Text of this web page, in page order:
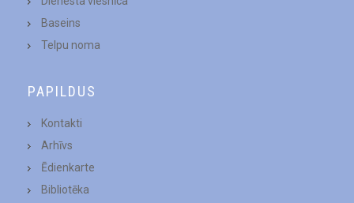
Baseins
Telpu noma
PAPILDUS
Kontakti
Arhīvs
Ēdienkarte
Bibliotēka